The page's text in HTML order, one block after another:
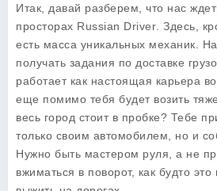
Итак, давай разберем, что нас
просторах Russian Driver . Здесь,
есть масса уникальных механик.
получать задания по доставке
работает как настоящая карьера
еще помимо тебя будет возить
весь город стоит в пробке? Тебе
только своим автомобилем, но и
Нужно быть мастером руля, а не
вжиматься в поворот, как будто